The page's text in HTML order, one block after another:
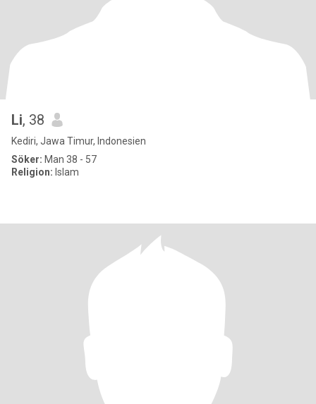
Li, 38
Kediri, Jawa Timur, Indonesien
Söker: Man 38 - 57
Religion: Islam